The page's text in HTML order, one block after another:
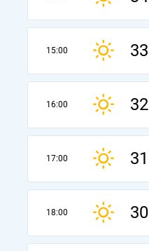
15:00
16:00
17:00
18:00